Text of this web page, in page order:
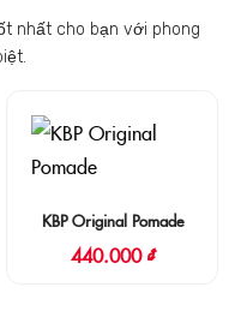
nhất cho bạn với phong
KBP Original Pomade
440.000 ₫